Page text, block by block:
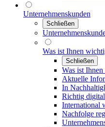
Unternehmenskunden
Schließen
Was ist Ihnen
Schließen
Was ist
Aktuelle
In
Richtig
International
Nachfolge